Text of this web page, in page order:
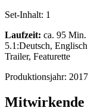
Set-Inhalt: 1
Laufzeit: ca. 95
5.1:Deutsch,
Trailer, Featurette
Produktionsjahr: 2017
Mitwirkende